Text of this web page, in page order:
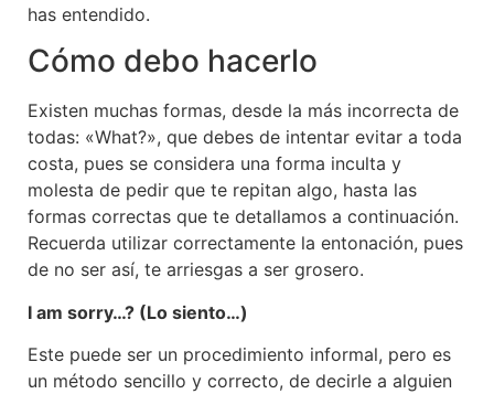
has entendido.
Cómo debo hacerlo
Existen muchas formas, desde la más incorrecta de
todas: «What?», que debes de intentar evitar a toda
costa, pues se considera una forma inculta y
molesta de pedir que te repitan algo, hasta las
formas correctas que te detallamos a continuación.
Recuerda utilizar correctamente la entonación, pues
de no ser así, te arriesgas a ser grosero.
I am sorry…? (Lo siento…)
Este puede ser un procedimiento informal, pero es
un método sencillo y correcto, de decirle a alguien